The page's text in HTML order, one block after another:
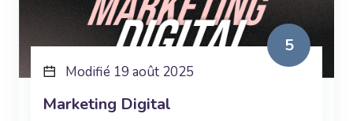
Modifié 19 août 2025
Marketing Digital
5